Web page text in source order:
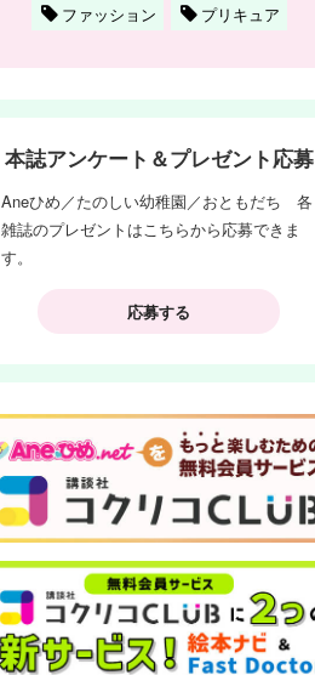
ファッション
プリキュア
本誌アンケート＆プレゼント応募
Aneひめ／たのしい幼稚園／おともだち 各
雑誌のプレゼントはこちらから応募できま
す。
応募する